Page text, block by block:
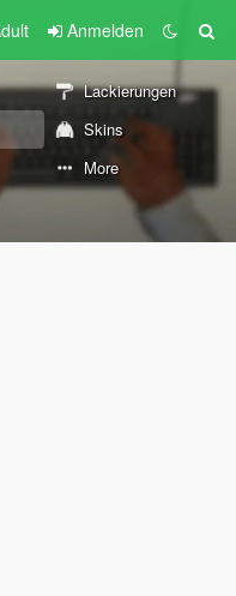
Anmelden
Lackierungen
Skins
More